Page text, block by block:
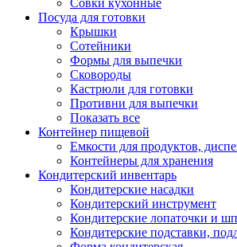
Совки кухонные
Посуда для готовки
Крышки
Сотейники
Формы для выпечки
Сковороды
Кастрюли для готовки
Противни для выпечки
Показать все
Контейнер пищевой
Емкости для продуктов,
Контейнеры для хранения
Кондитерский инвентарь
Кондитерские насадки
Кондитерский инструмент
Кондитерские лопаточки и
Кондитерские подставки,